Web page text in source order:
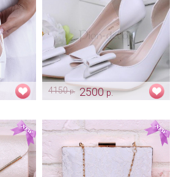
4150р. 2500р.
Арт: obv_0326